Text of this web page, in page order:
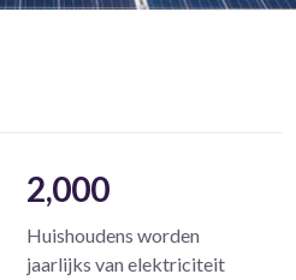
2,000
Huishoudens worden
jaarlijks van elektriciteit